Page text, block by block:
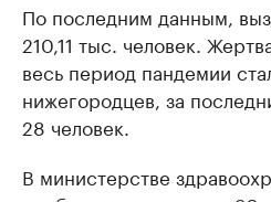
По последним данным,
210,11 тыс. человек.
весь период пандемии
нижегородцев, за
28 человек.
В министерстве